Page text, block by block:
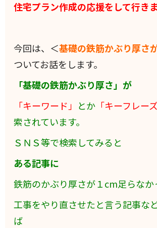
住宅プラン作成の応援をして行き
今回は、＜基礎の鉄筋かぶり厚さ
ついてお話をします。
「基礎の鉄筋かぶり厚さ」 が
「キーワード」 とか 「キーフレーズ
索されています。
ＳＮＳ等で検索してみると
ある記事に
鉄筋のかぶり厚さが１cm足らなか
工事をやり直させたと言う記事な
ば